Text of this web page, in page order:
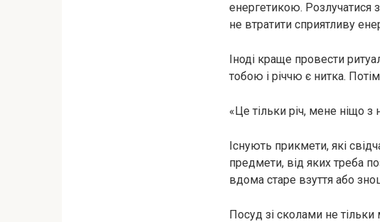
енергетикою. Розлучатися
не втратити сприятливу
Іноді краще провести
тобою і річчю є нитка.
«Це тільки річ, мене ніщо
Існують прикмети, які
предмети, від яких треба
вдома старе взуття або
Посуд зі сколами не